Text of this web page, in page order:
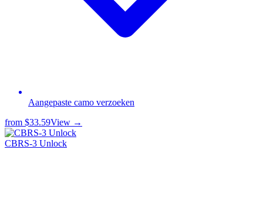
Aangepaste camo verzoeken
from $33.59View →
CBRS-3 Unlock